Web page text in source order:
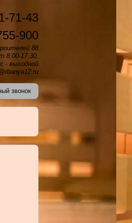
71-43
900
88
8.00-17.30,
- выходной
звонок